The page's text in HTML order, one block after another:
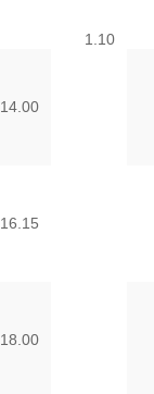
1.10
14.00
16.15
18.00